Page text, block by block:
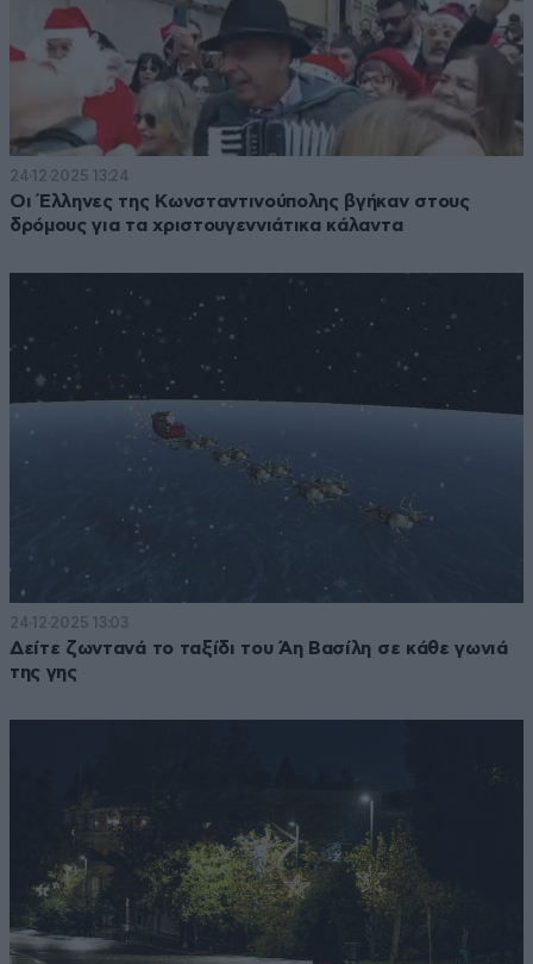
24·12·2025 13:24
Οι Έλληνες της Κωνσταντινούπολης βγήκαν στους
δρόμους για τα χριστουγεννιάτικα κάλαντα
24·12·2025 13:03
Δείτε ζωντανά το ταξίδι του Άη Βασίλη σε κάθε γωνιά
της γης